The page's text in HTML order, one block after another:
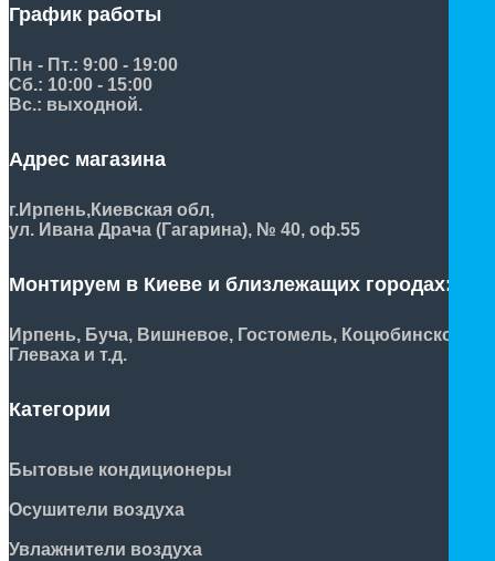
График работы
Пн - Пт.: 9:00 - 19:00
Сб.: 10:00 - 15:00
Вс.: выходной.
Адрес магазина
г.Ирпень,Киевская обл,
ул. Ивана Драча (Гагарина), № 40, оф.55
Монтируем в Киеве и близлежащих городах:
Ирпень, Буча, Вишневое, Гостомель, Коцюбинское,
Глеваха и т.д.
Категории
Бытовые кондиционеры
Осушители воздуха
Увлажнители воздуха